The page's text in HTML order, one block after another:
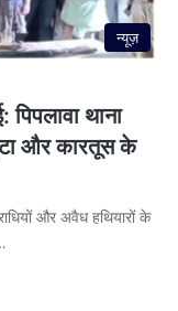
न्यूज़
पिपलावा थाना
और कारतूस के
और अवैध हथियारों के